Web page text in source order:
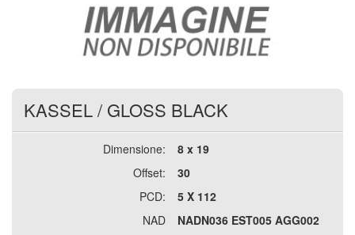
KASSEL/ GLOSS BLACK
Dimensione:
8 x 19
Offset:
30
PCD:
5 X 112
NAD
NADN036 EST005 AGG002